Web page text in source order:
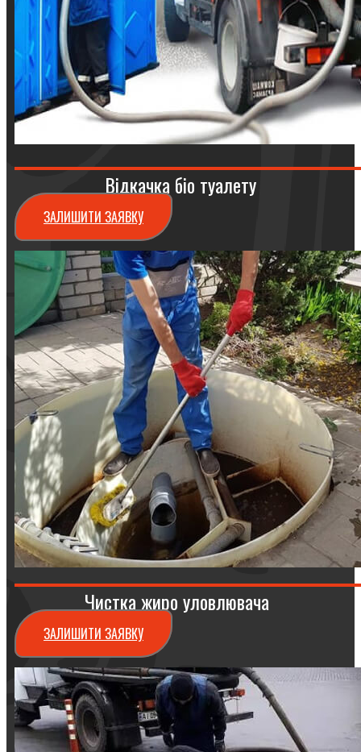
Відкачка біо туалету
ЗАЛИШИТИ ЗАЯВКУ
Чистка жиро уловлювача
ЗАЛИШИТИ ЗАЯВКУ